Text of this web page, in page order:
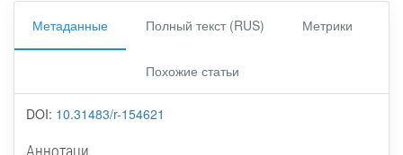
Метаданные Полный текст (RUS) Метрики
Похожие статьи
DOI: 10.31483/r-154621
Аннотаци